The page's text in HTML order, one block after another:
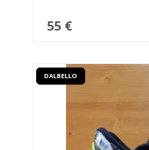
55 €
DALBELLO